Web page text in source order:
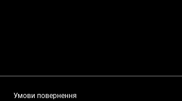
Умови повернення